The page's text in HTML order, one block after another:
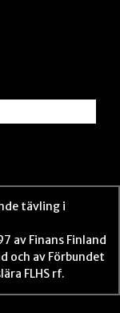
tävling i
av Finans Finland
och av Förbundet
FLHS rf.